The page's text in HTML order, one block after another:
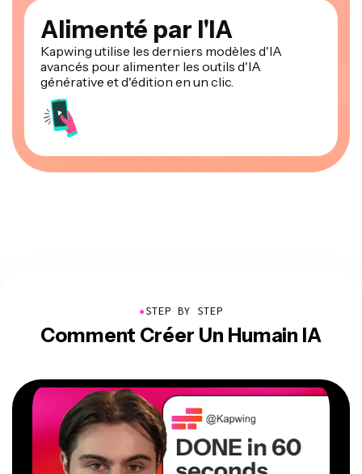
Alimenté par l'IA
Kapwing utilise les derniers modèles d'IA
avancés pour alimenter les outils d'IA
générative et d'édition en un clic.
●STEP BY STEP
Comment Créer Un Humain IA